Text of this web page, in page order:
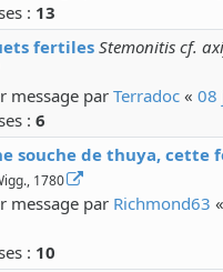
: 13
fertiles Stemonitis cf.
message par Terradoc « 08
: 6
souche de thuya, cette
1780
message par Richmond63 «
: 10